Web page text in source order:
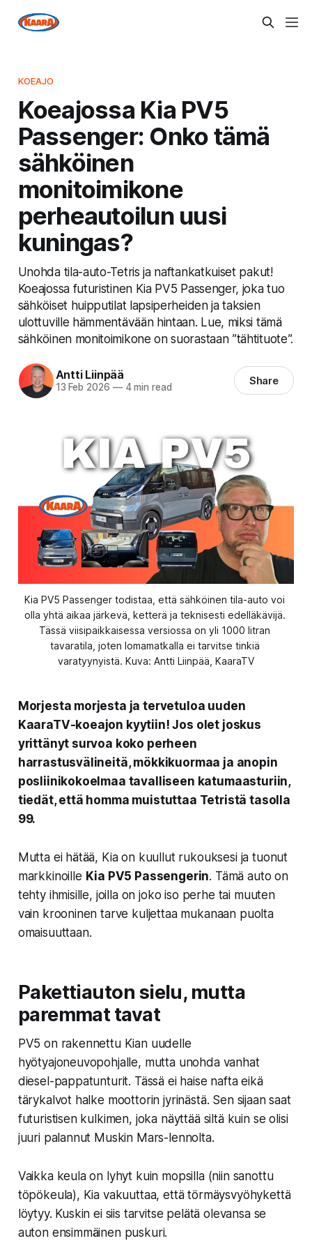
KOEAJO
Koeajossa Kia PV5
Passenger: Onko tämä
sähköinen
monitoimikone
perheautoilun uusi
kuningas?
Unohda tila-auto-Tetris ja naftankatkuiset pakut!
Koeajossa futuristinen Kia PV5 Passenger, joka tuo
sähköiset huipputilat lapsiperheiden ja taksien
ulottuville hämmentävään hintaan. Lue, miksi tämä
sähköinen monitoimikone on suorastaan ”tähtituote”.
Antti Liinpää
13 Feb 2026 —4 min read Share
Kia PV5 Passenger todistaa, että sähköinen tila-auto voi
olla yhtä aikaa järkevä, ketterä ja teknisesti edelläkävijä.
Tässä viisipaikkaisessa versiossa on yli 1000 litran
tavaratila, joten lomamatkalla ei tarvitse tinkiä
varatyynyistä. Kuva: Antti Liinpää, KaaraTV
Morjesta morjesta ja tervetuloa uuden
KaaraTV-koeajon kyytiin! Jos olet joskus
yrittänyt survoa koko perheen
harrastusvälineitä, mökkikuormaa ja anopin
posliinikokoelmaa tavalliseen katumaasturiin,
tiedät, että homma muistuttaa Tetristä tasolla
99.
Mutta ei hätää, Kia on kuullut rukouksesi ja tuonut
markkinoille Kia PV5 Passengerin. Tämä auto on
tehty ihmisille, joilla on joko iso perhe tai muuten
vain krooninen tarve kuljettaa mukanaan puolta
omaisuuttaan.
Pakettiauton sielu, mutta
paremmat tavat
PV5 on rakennettu Kian uudelle
hyötyajoneuvopohjalle, mutta unohda vanhat
diesel-pappatunturit. Tässä ei haise nafta eikä
tärykalvot halke moottorin jyrinästä. Sen sijaan saat
futuristisen kulkimen, joka näyttää siltä kuin se olisi
juuri palannut Muskin Mars-lennolta.
Vaikka keula on lyhyt kuin mopsilla (niin sanottu
töpökeula), Kia vakuuttaa, että törmäysvyöhykettä
löytyy. Kuskin ei siis tarvitse pelätä olevansa se
auton ensimmäinen puskuri.